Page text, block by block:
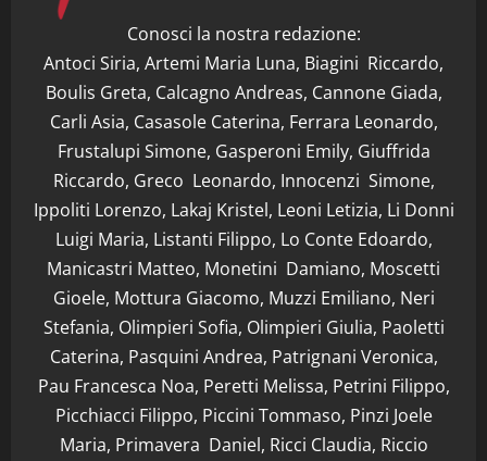
Conosci la nostra redazione:
Antoci Siria, Artemi Maria Luna, Biagini Riccardo,
Boulis Greta, Calcagno Andreas, Cannone Giada,
Carli Asia, Casasole Caterina, Ferrara Leonardo,
Frustalupi Simone, Gasperoni Emily, Giuffrida
Riccardo, Greco Leonardo, Innocenzi Simone,
Ippoliti Lorenzo, Lakaj Kristel, Leoni Letizia, Li Donni
Luigi Maria, Listanti Filippo, Lo Conte Edoardo,
Manicastri Matteo, Monetini Damiano, Moscetti
Gioele, Mottura Giacomo, Muzzi Emiliano, Neri
Stefania, Olimpieri Sofia, Olimpieri Giulia, Paoletti
Caterina, Pasquini Andrea, Patrignani Veronica,
Pau Francesca Noa, Peretti Melissa, Petrini Filippo,
Picchiacci Filippo, Piccini Tommaso, Pinzi Joele
Maria, Primavera Daniel, Ricci Claudia, Riccio